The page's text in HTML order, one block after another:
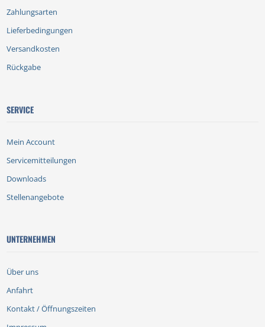
Zahlungsarten
Lieferbedingungen
Versandkosten
Rückgabe
SERVICE
Mein Account
Servicemitteilungen
Downloads
Stellenangebote
UNTERNEHMEN
Über uns
Anfahrt
Kontakt / Öffnungszeiten